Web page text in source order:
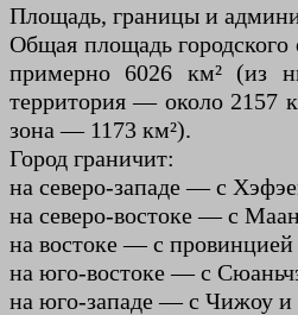
Площадь, границы и
Общая площадь городского
примерно 6026 км² (из
территория — около 2157
зона — 1173 км²).
Город граничит:
на северо-западе — с
на северо-востоке — с
на востоке — с провинцией
на юго-востоке — с
на юго-западе — с Чижоу